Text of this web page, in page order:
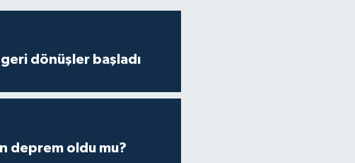
dönüşler başladı
deprem oldu mu?